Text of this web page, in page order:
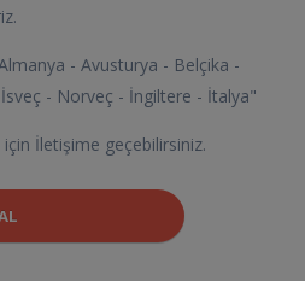
- Avusturya - Belçika -
- Norveç - İngiltere - İtalya"
İletişime geçebilirsiniz.